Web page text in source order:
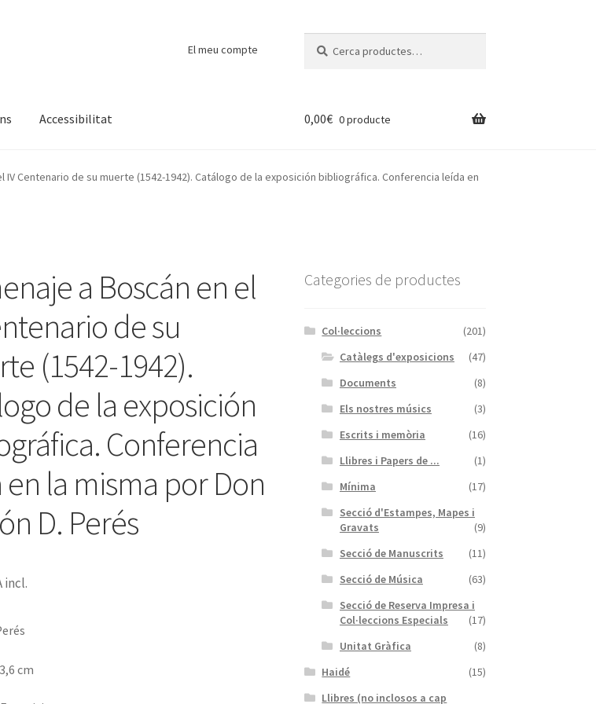
El meu compte
Accessibilitat
Novetats Payment Protecció de dades
0,00€ 0 producte
IV Centenario de su muerte (1542-1942). Catálogo de la exposición bibliográfica. Conferencia leída en
a Boscán en el
de su
(1542-1942).
de la exposición
Conferencia
en la misma por Don
D. Perés
incl.
cm
Categories de productes
Col·leccions
(201)
Catàlegs d'exposicions
(47)
Documents
(8)
Els nostres músics
(3)
Escrits i memòria
(16)
Llibres i Papers de ...
(1)
Mínima
(17)
Secció d'Estampes, Mapes i
Gravats
(9)
Secció de Manuscrits
(11)
Secció de Música
(63)
Secció de Reserva Impresa i
Col·leccions Especials
(17)
Unitat Gràfica
(8)
Haidé
(15)
Llibres (no inclosos a cap